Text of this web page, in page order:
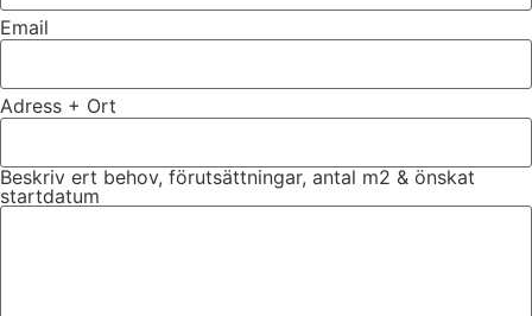
Email
Adress + Ort
Beskriv ert behov, förutsättningar, antal m2 & önskat
startdatum